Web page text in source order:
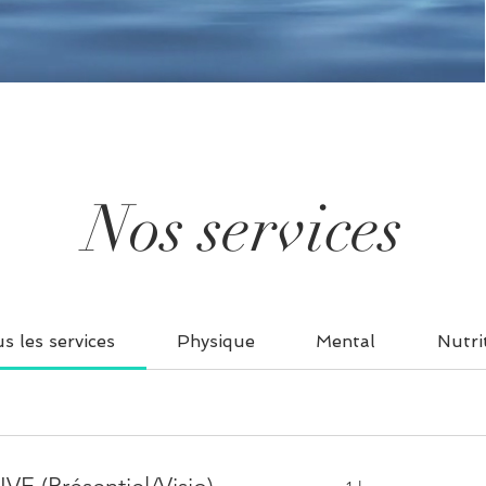
Nos services
les services Physique Mental